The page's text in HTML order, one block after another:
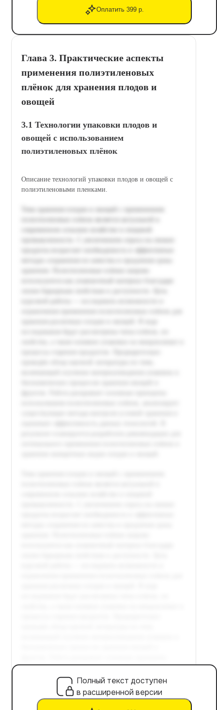
Оплатить 399 р.
Глава 3. Практические аспекты
применения полиэтиленовых
плёнок для хранения плодов и
овощей
3.1 Технологии упаковки плодов и
овощей с использованием
полиэтиленовых плёнок
Описание технологий упаковки плодов и овощей с
полиэтиленовыми пленками.
Полный текст доступен
в расширенной версии